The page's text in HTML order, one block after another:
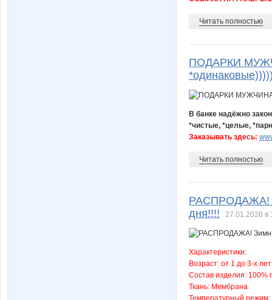
Читать полностью
ПОДАРКИ
В банке надёжно
*чистые, *целые,
Заказывать здесь:
Читать полностью
РАСПРОДАЖА!
дня!!!!
27.01.2020 в
Характеристики:
Возраст: от 1 до 3-х лет
Состав изделия: 100%
Ткань: Мембрана